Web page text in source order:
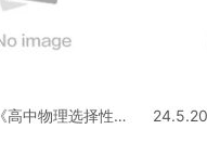
高中物理选择性必